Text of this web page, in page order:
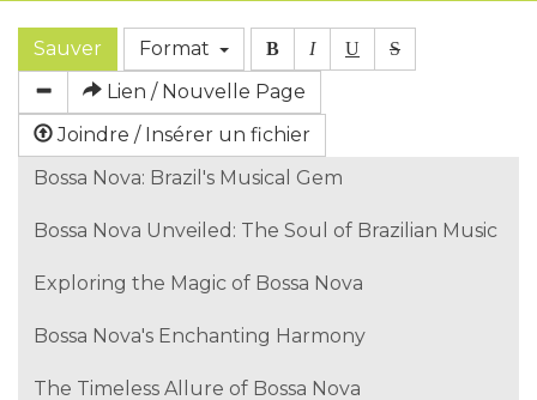
Sauver Format B I U S
Lien / Nouvelle Page
Joindre / Insérer un fichier